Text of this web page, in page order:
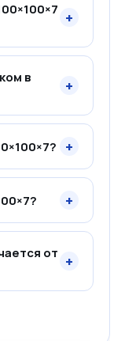
+
в
+
+
+
от +